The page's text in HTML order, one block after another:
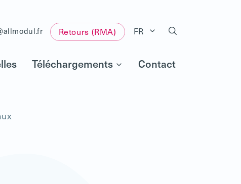
Retours (RMA) FR
Téléchargements Contact